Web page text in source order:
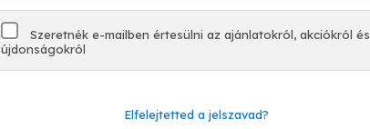
Szeretnék e-mailben értesülni az ajánlatokról, akciókról és
újdonságokról
Elfelejtetted a jelszavad?